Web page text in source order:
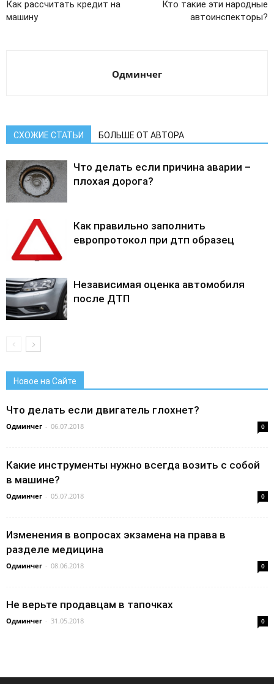
Как рассчитать кредит на
машину
Кто такие эти народные
автоинспекторы?
Одминчег
СХОЖИЕ СТАТЬИ БОЛЬШЕ ОТ АВТОРА
Что делать если причина аварии –
плохая дорога?
Как правильно заполнить
европротокол при дтп образец
Независимая оценка автомобиля
после ДТП
Новое на Сайте
Что делать если двигатель глохнет?
Одминчег - 06.07.2018 0
Какие инструменты нужно всегда возить с собой
в машине?
Одминчег - 05.07.2018 0
Изменения в вопросах экзамена на права в
разделе медицина
Одминчег - 08.06.2018 0
Не верьте продавцам в тапочках
Одминчег - 31.05.2018 0